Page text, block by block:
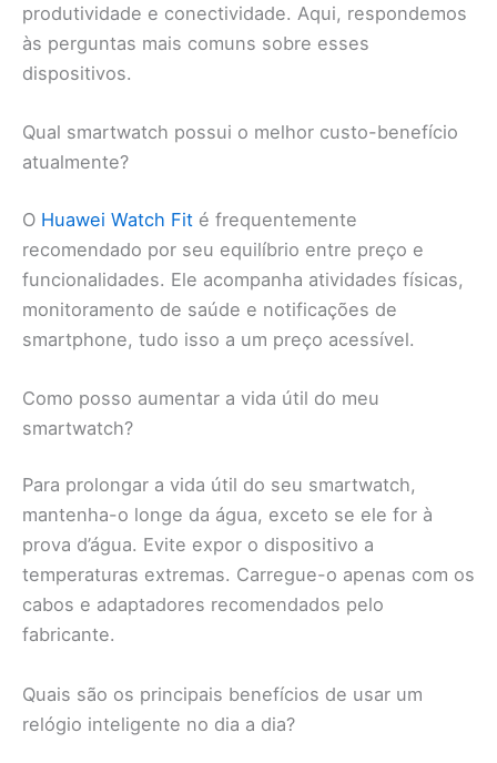
produtividade e conectividade. Aqui, respondemos
às perguntas mais comuns sobre esses
dispositivos.
Qual smartwatch possui o melhor custo-benefício
atualmente?
O Huawei Watch Fit é frequentemente
recomendado por seu equilíbrio entre preço e
funcionalidades. Ele acompanha atividades físicas,
monitoramento de saúde e notificações de
smartphone, tudo isso a um preço acessível.
Como posso aumentar a vida útil do meu
smartwatch?
Para prolongar a vida útil do seu smartwatch,
mantenha-o longe da água, exceto se ele for à
prova d’água. Evite expor o dispositivo a
temperaturas extremas. Carregue-o apenas com os
cabos e adaptadores recomendados pelo
fabricante.
Quais são os principais benefícios de usar um
relógio inteligente no dia a dia?